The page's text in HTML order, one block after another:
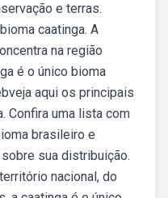
e terras.
caatinga. A
na região
é o único bioma
aqui os principais
Confira uma lista com
brasileiro e
sua distribuição.
nacional, do